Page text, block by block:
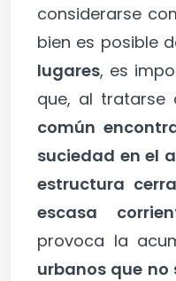
considerarse
bien es posible
lugares, es
que, al tratarse
común
suciedad en el
estructura
escasa
provoca la
urbanos que